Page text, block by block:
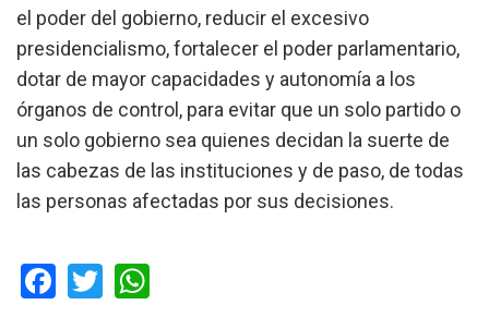
el poder del gobierno, reducir el excesivo
presidencialismo, fortalecer el poder parlamentario,
dotar de mayor capacidades y autonomía a los
órganos de control, para evitar que un solo partido o
un solo gobierno sea quienes decidan la suerte de
las cabezas de las instituciones y de paso, de todas
las personas afectadas por sus decisiones.
Facebook
Twitter